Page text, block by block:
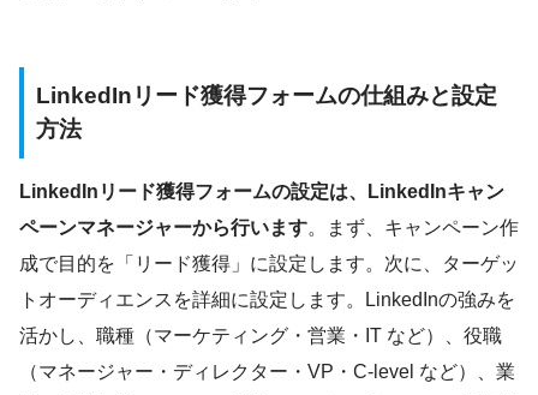
LinkedInリード獲得フォームの仕組みと設定
方法
LinkedInリード獲得フォームの設定は、LinkedInキャン
ペーンマネージャーから行います。まず、キャンペーン作
成で目的を「リード獲得」に設定します。次に、ターゲッ
トオーディエンスを詳細に設定します。LinkedInの強みを
活かし、職種（マーケティング・営業・IT など）、役職
（マネージャー・ディレクター・VP・C-level など）、業